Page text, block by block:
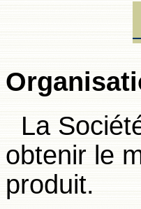
La
obtenir le
produit.